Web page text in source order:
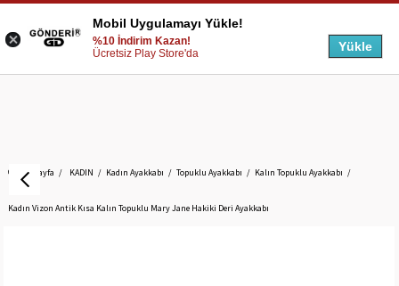
Anasayfa KADIN Kadın Ayakkabı Topuklu Ayakkabı Kalın Topuklu Ayakkabı
Kadın Vizon Antik Kısa Kalın Topuklu Mary Jane Hakiki Deri Ayakkabı
Mobil Uygulamayı Yükle!
%10 İndirim Kazan!
Ücretsiz Play Store'da
Yükle